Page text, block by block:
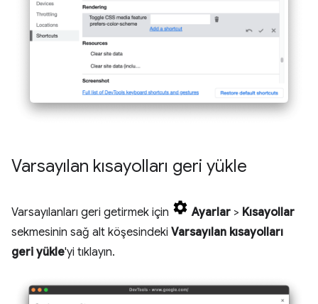
Varsayılan kısayolları geri yükle
Varsayılanları geri getirmek için Ayarlar > Kısayollar
sekmesinin sağ alt köşesindeki Varsayılan kısayolları
geri yükle'yi tıklayın.